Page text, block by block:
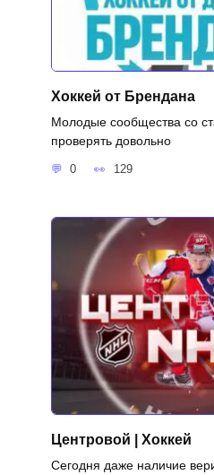
Хоккей от Брендана
Молодые сообщества со
проверять довольно
0 129
Центровой | Хоккей
Сегодня даже наличие